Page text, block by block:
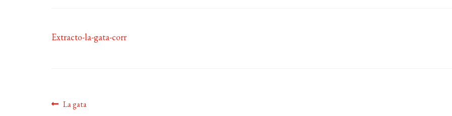
Extracto-la-gata-corr
Navegación
Anterior:
La gata